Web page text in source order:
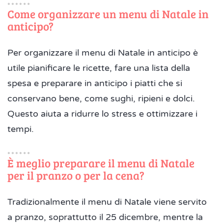
Come organizzare un menu di Natale in
anticipo?
Per organizzare il menu di Natale in anticipo è
utile pianificare le ricette, fare una lista della
spesa e preparare in anticipo i piatti che si
conservano bene, come sughi, ripieni e dolci.
Questo aiuta a ridurre lo stress e ottimizzare i
tempi.
È meglio preparare il menu di Natale
per il pranzo o per la cena?
Tradizionalmente il menu di Natale viene servito
a pranzo, soprattutto il 25 dicembre, mentre la